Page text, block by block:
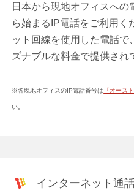
日本から現地オフィスへ
ら始まるIP電話をご利用く
ット回線を使用した電話で
ズナブルな料金で提供され
※各現地オフィスのIP電話番号は 『オース
い。
インターネット通